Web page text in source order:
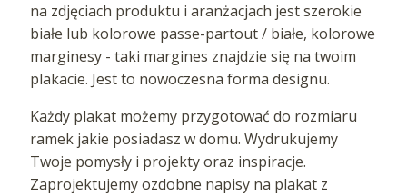
na zdjęciach produktu i aranżacjach jest szerokie
białe lub kolorowe passe-partout / białe, kolorowe
marginesy - taki margines znajdzie się na twoim
plakacie. Jest to nowoczesna forma designu.
Każdy plakat możemy przygotować do rozmiaru
ramek jakie posiadasz w domu. Wydrukujemy
Twoje pomysły i projekty oraz inspiracje.
Zaprojektujemy ozdobne napisy na plakat z